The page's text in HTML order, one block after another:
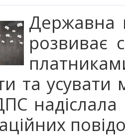
Державна
розвиває
та